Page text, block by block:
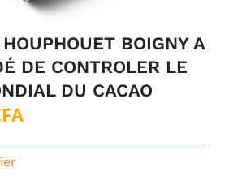
BOIGNY A
DE CONTROLER LE
DU CACAO
Le
prix